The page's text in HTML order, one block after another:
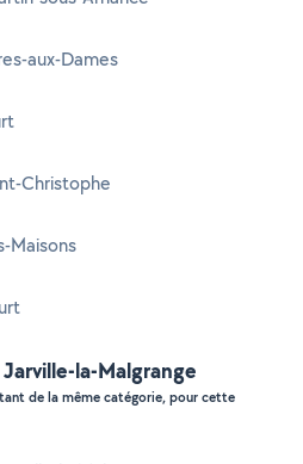
aux-Dames
Christophe
Maisons
la-Malgrange
de la même catégorie, pour cette